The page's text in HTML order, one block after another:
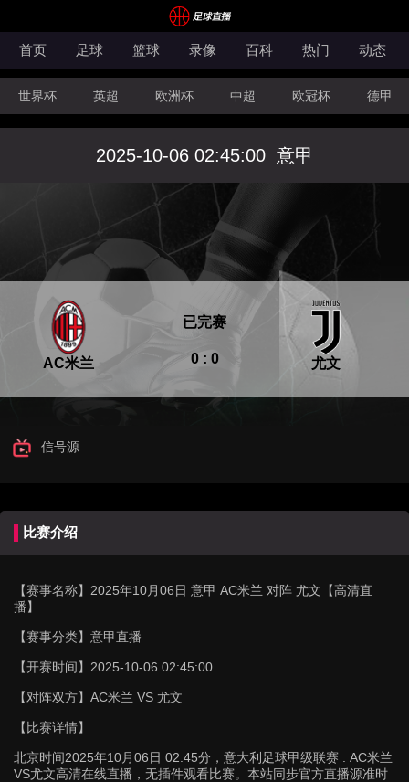
首页 足球 篮球 录像 百科 热门 动态
世界杯 英超 欧洲杯 中超 欧冠杯 德甲
CBA FIBA洲际杯
2025-10-06 02:45:00 意甲
AC米兰 0 : 0
已完赛
尤文
信号源
比赛介绍
【赛事名称】 2025年10月06日 意甲 AC米兰 对阵 尤文【高清直
播】
【赛事分类】 意甲直播
【开赛时间】 2025-10-06 02:45:00
【对阵双方】 AC米兰 VS 尤文
【比赛详情】
北京时间2025年10月06日 02:45分，意大利足球甲级联赛 : AC米兰
VS尤文高清在线直播，无插件观看比赛。本站同步官方直播源准时